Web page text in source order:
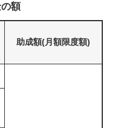
額
助成額(月額限度額)